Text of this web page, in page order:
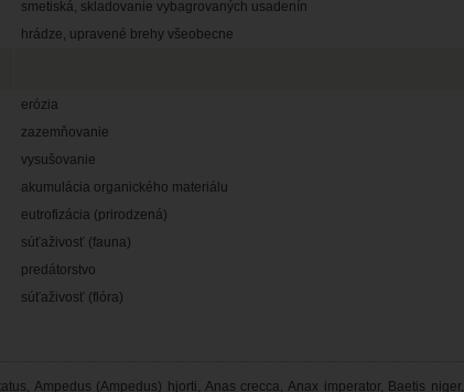
smetiská, skladovanie vybagrovaných usadenín
hrádze, upravené brehy všeobecne
erózia
zazemňovanie
vysušovanie
akumulácia organického materiálu
eutrofizácia (prirodzená)
súťaživosť (fauna)
predátorstvo
súťaživosť (flóra)
Ampedus (Ampedus) hjorti, Anas crecca, Anax imperator, Baetis niger,